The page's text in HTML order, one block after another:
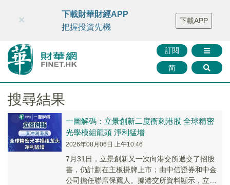
財華智庫網 FINTV FINMETA 財華證券 媒體矩陣
智庫沙龍
聯絡我們
訂閱
简
×
下載財華財經APP
把握投資先機
下載APP
搜尋結果
一圖解碼：立景創新二度衝刺港股 全球精密
光學模組龍頭 淨利猛增
2026年08月06日 上午10:46
7月31日，立景創新又一次向港交所遞交了招股
書，仍計劃在主板掛牌上市；由中信證券和中金
公司擔任聯席保薦人。據港交所資料顯示，立景